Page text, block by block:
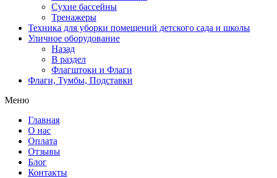
Сухие бассейны
Тренажеры
Техника для уборки помещений детского сада и школы
Уличное оборудование
Назад
В раздел
Флагштоки и Флаги
Флаги, Тумбы, Подставки
Меню
Главная
О нас
Оплата
Отзывы
Блог
Контакты